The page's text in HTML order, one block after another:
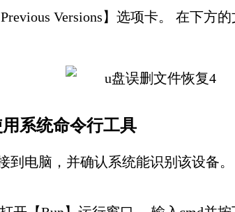
Versions】选项卡。 在下方
系统命令行工具
到电脑，并确认系统能识别该设备。